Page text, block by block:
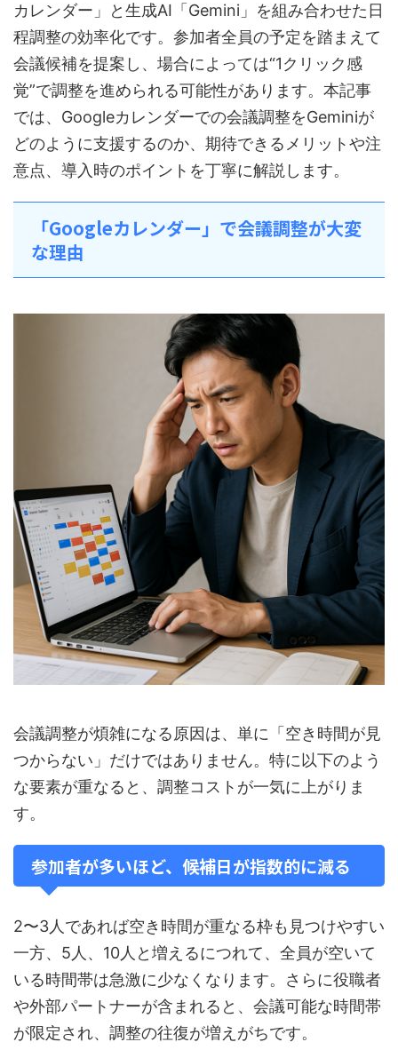
カレンダー」と生成AI「Gemini」を組み合わせた日
程調整の効率化です。参加者全員の予定を踏まえて
会議候補を提案し、場合によっては“1クリック感
覚”で調整を進められる可能性があります。本記事
では、Googleカレンダーでの会議調整をGeminiが
どのように支援するのか、期待できるメリットや注
意点、導入時のポイントを丁寧に解説します。
「Googleカレンダー」で会議調整が大変
な理由
会議調整が煩雑になる原因は、単に「空き時間が見
つからない」だけではありません。特に以下のよう
な要素が重なると、調整コストが一気に上がりま
す。
参加者が多いほど、候補日が指数的に減る
2〜3人であれば空き時間が重なる枠も見つけやすい
一方、5人、10人と増えるにつれて、全員が空いて
いる時間帯は急激に少なくなります。さらに役職者
や外部パートナーが含まれると、会議可能な時間帯
が限定され、調整の往復が増えがちです。